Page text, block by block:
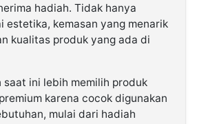
hadiah. Tidak hanya
estetika, kemasan yang menarik
kualitas produk yang ada di
saat ini lebih memilih produk
karena cocok digunakan
mulai dari hadiah